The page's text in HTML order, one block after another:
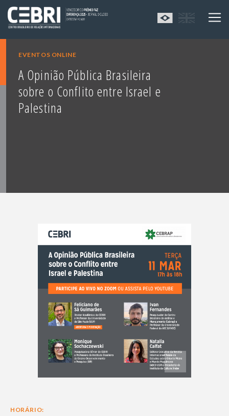
EVENTOS ONLINE
A Opinião Pública Brasileira
sobre o Conflito entre Israel e
Palestina
HORÁRIO: